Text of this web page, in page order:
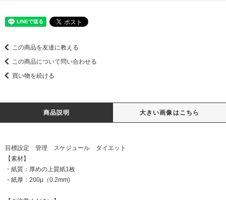
この商品を友達に教える
この商品について問い合わせる
買い物を続ける
商品説明 大きい画像はこちら
目標設定 管理 スケジュール ダイエット
【素材】
・紙質：厚めの上質紙1枚
・紙厚：200μ（0.2mm)